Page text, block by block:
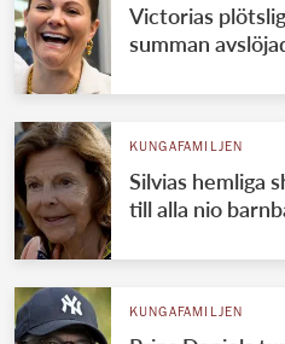
Victorias
summan
KUNGAFAMILJEN
Silvias hemliga
till alla nio
KUNGAFAMILJEN